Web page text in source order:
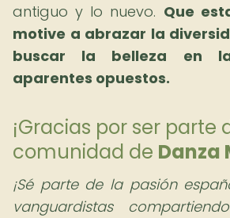
antiguo y lo nuevo. Que
motive a abrazar la
buscar la belleza en
aparentes opuestos.
¡Gracias por ser parte
comunidad de Danza
¡Sé parte de la pasión
vanguardistas